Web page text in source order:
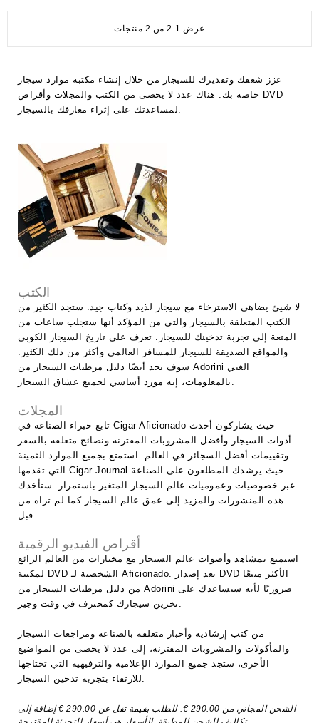
عرض 1-2 من 2 منتجات
عزز شغفك وتقديرك للسيجار من خلال إنشاء مكتبة موارد سيجار
خاصة بك. هناك عدد لا يحصى من الكتب والمجلات وأقراص DVD
لمساعدتك على إثراء معارفك بالسيجار.
الكتب
لا شيئ يضاهي الاسترخاء مع سيجار لذيذ وكتاب جيد. ستجد الكثير من
الكتب المتعلقة بالسيجار والتي من المؤكد أنها ستجلب ساعات من
المتعة إلى تجربة تدخينك للسيجار. تعرف على تاريخ السيجار الكوبي
والمواقع الصديقة للسيجار للمسافر العالمي وأكثر من ذلك الكثير.
سوف تجد أيضًا دليل مرطبات السيجار من Adorini الغني
بالمعلومات ، إنه مورد أساسي لجميع عشاق السيجار.
المجلات
تابع خبراء الصناعة في Cigar Aficionado حيث يشاركون أحدث
أدوات السيجار وأفضل المشروبات المقترنة ونصائح متعلقة بالسفر
وتقييمات أفضل السجائر في العالم. استمتع بجميع الموارد الثمينة
التي تقدمها Cigar Journal حيث يرشدك المطلعون على الصناعة
عبر خصوصيات وعموميات عالم السيجار المتغير باستمرار. ستأخذك
هذه المنشورات والمزيد إلى عمق عالم السيجار كما لم تراه من
قبل.
أقراص الفيديو الرقمية
استمتع بمشاهد وأصوات عالم السيجار مع مختارات من العالم الرائع
لمكتبة DVD الشخصية لـ Aficionado. يعد إصدار DVD الأكثر مبيعًا
من دليل مرطبات السيجار من Adorini ضروريًا لأنه سيساعدك على
تخزين سيجارك كمحترف في وقت وجيز.
من كتب إرشادية وأخبار متعلقة بالصناعة ومراجعات السيجار
والمأكولات والمشروبات المقترنة، إلى عدد لا يحصى من المواضيع
الأخرى، ستجد جميع الموارد الإعلامية والترفيهية التي تحتاجها
للارتقاء بتجربة تدخين السيجار.
الشحن المجاني من 290.00 €. للطلب بقيمة تقل عن 290.00 € إضافة إلى